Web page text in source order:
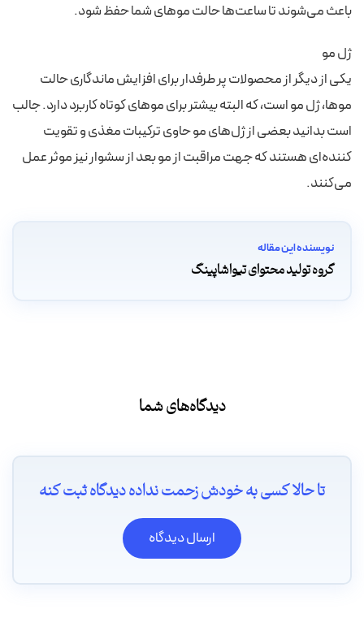
باعث می‌شوند تا ساعت‌ها حالت موهای شما حفظ شود.
ژل مو
یکی از دیگر از محصولات پر طرفدار برای افزایش ماندگاری حالت
موها، ژل مو است، که البته بیشتر برای موهای کوتاه کاربرد دارد. جالب
است بدانید بعضی از ژل‌های مو حاوی ترکیبات مغذی و تقویت
کننده‌ای هستند که جهت مراقبت از مو بعد از سشوار نیز موثر عمل
می‌کنند.
نویسنده این مقاله
گروه تولید محتوای تیواشاپینگ
دیدگاه‌های شما
تا حالا کسی به خودش زحمت نداده دیدگاه ثبت کنه
ارسال دیدگاه